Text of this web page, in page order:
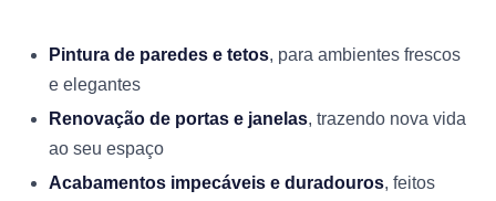
Pintura de paredes e tetos, para ambientes frescos
e elegantes
Renovação de portas e janelas, trazendo nova vida
ao seu espaço
Acabamentos impecáveis e duradouros, feitos